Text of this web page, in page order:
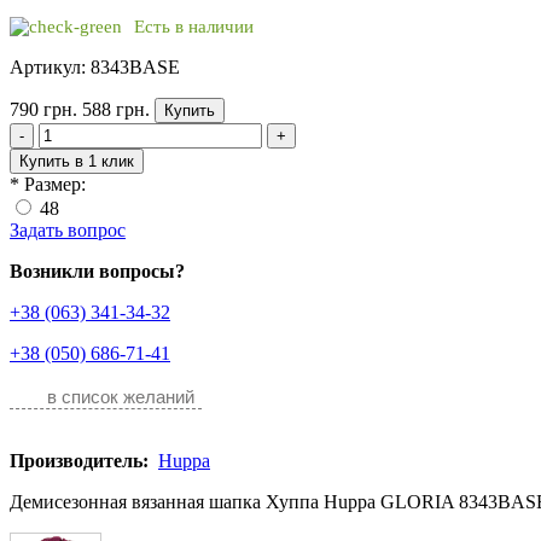
Есть в наличии
Артикул: 8343BASE
790 грн. 588 грн.
Купить
-
+
Купить в 1 клик
* Размер:
48
Задать вопрос
Возникли вопросы?
+38 (063) 341-34-32
+38 (050) 686-71-41
в список желаний
Производитель: Huppa
Демисезонная вязанная шапка Хуппа Huppa GLORIA